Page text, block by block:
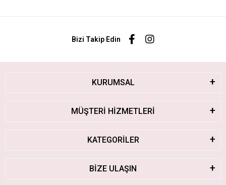
Bizi Takip Edin
KURUMSAL
MÜŞTERİ HİZMETLERİ
KATEGORİLER
BİZE ULAŞIN